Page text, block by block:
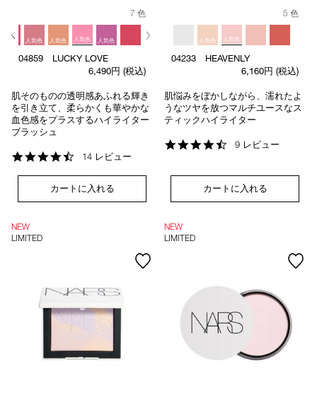
7 色
人気色 人気色 人気色 人気色
04859 LUCKY LOVE
6,490円 (税込)
肌そのものの透明感あふれる輝き
を引き立て、柔らかくも華やかな
血色感をプラスするハイライター
ブラッシュ
4.7
rating
14 レビュー
カートに入れる
5 色
人気色 人気色
04233 HEAVENLY
6,160円 (税込)
肌悩みをぼかしながら、濡れたよ
うなツヤを放つマルチユースなス
ティックハイライター
4.3
9 レビュー
カートに入れる
NEW
LIMITED
NEW
LIMITED